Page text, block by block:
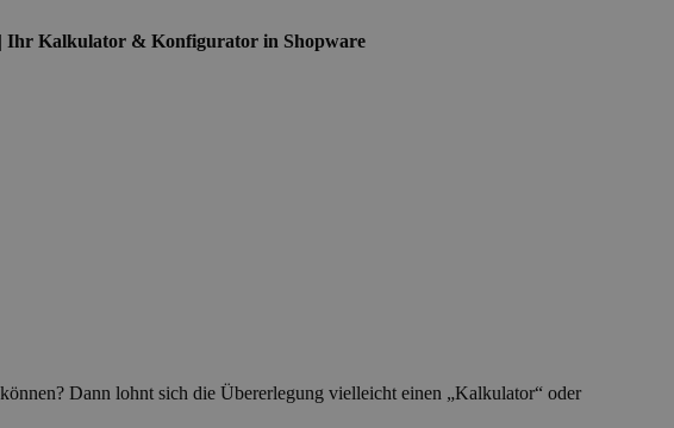
| Ihr Kalkulator & Konfigurator in Shopware
Dann lohnt sich die Übererlegung vielleicht einen „Kalkulator“ oder